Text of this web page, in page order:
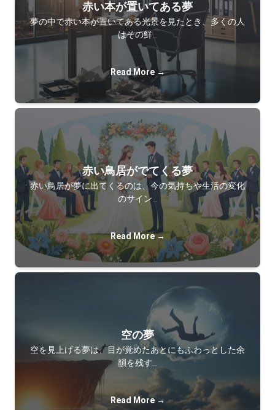
赤い本が置いてある夢
夢の中で赤い本が置いてある光景を見たとき、多くの人
はその鮮…
Read More →
赤い鳥居がでてくる夢
赤い鳥居が夢に出てくるのは、今の気持ちや生活の変化
のサイン…
Read More →
空の夢
空を見上げる夢は、目が覚めたあとにもふわっとした余
韻を残す…
Read More →